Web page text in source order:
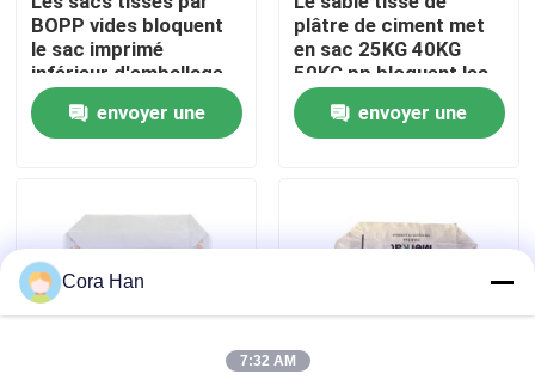
Contactez-nous
Nouvelles
Demandez une citation
Sacs de empaquetage de ciment
Pp cimentent des sacs
BOPP vides bloquent
le sac imprimé
inférieur d'emballage
de valve de pp
envoyer une
plâtre de ciment met
en sac 25KG 40KG
50KG pp bloquent les
sacs inférieurs de
valve
envoyer une
Cora Han
7:32 AM